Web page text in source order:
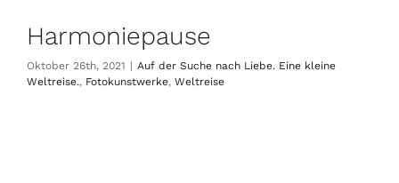
Harmoniepause
Oktober 26th, 2021 | Auf der Suche nach Liebe. Eine kleine
Weltreise., Fotokunstwerke, Weltreise